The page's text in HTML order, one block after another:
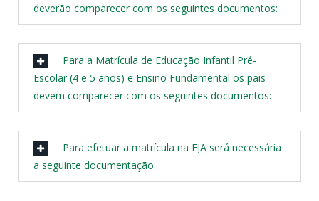
deverão comparecer com os seguintes documentos:
Para a Matrícula de Educação Infantil Pré-
Escolar (4 e 5 anos) e Ensino Fundamental os pais
devem comparecer com os seguintes documentos:
Para efetuar a matrícula na EJA será necessária
a seguinte documentação: